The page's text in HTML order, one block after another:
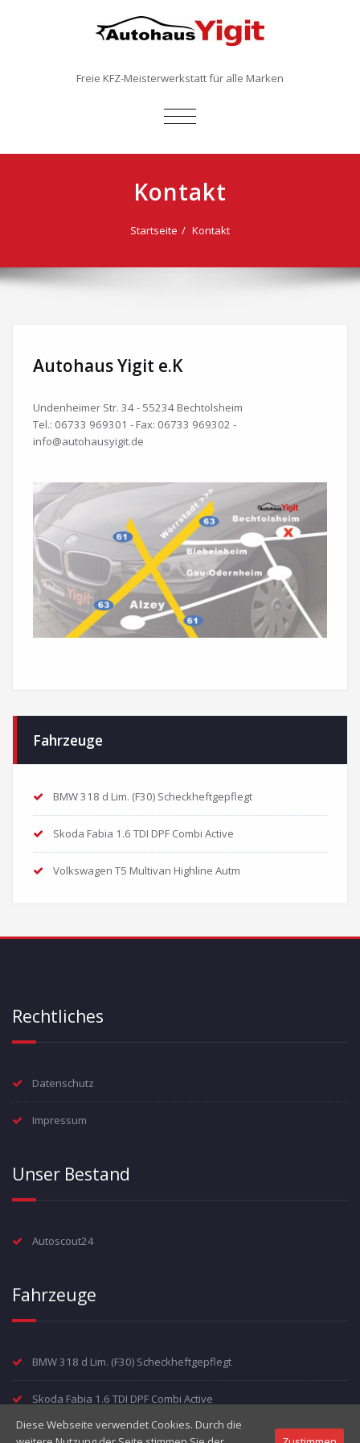
Freie KFZ-Meisterwerkstatt für alle Marken
SCHALTE
Kontakt
Startseite Kontakt
Autohaus Yigit e.K
Undenheimer Str. 34 - 55234 Bechtolsheim
Tel.: 06733 969301 - Fax: 06733 969302 -
info@autohausyigit.de
Fahrzeuge
BMW 318 d Lim. (F30) Scheckheftgepflegt
Skoda Fabia 1.6 TDI DPF Combi Active
Volkswagen T5 Multivan Highline Autm
Rechtliches
Datenschutz
Impressum
Unser Bestand
Autoscout24
Fahrzeuge
BMW 318 d Lim. (F30) Scheckheftgepflegt
Skoda Fabia 1.6 TDI DPF Combi Active
Volkswagen T5 Multivan Highline Autm
Diese Webseite verwendet Cookies. Durch die